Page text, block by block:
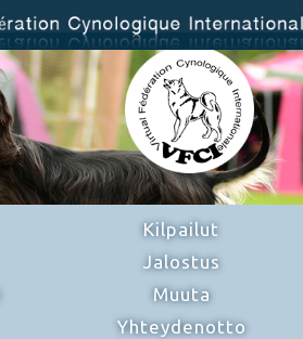
Kilpailut
Jalostus
Muuta
Yhteydenotto